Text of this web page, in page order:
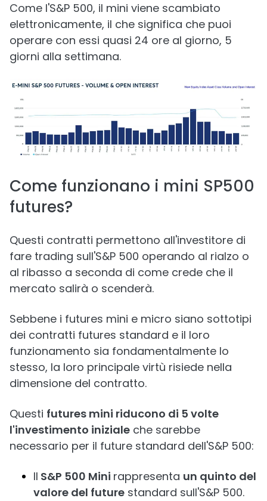
Come l'S&P 500, il mini viene scambiato
elettronicamente, il che significa che puoi
operare con essi quasi 24 ore al giorno, 5
giorni alla settimana.
Come funzionano i mini SP500
futures?
Questi contratti permettono all'investitore di
fare trading sull'S&P 500 operando al rialzo o
al ribasso a seconda di come crede che il
mercato salirà o scenderà.
Sebbene i futures mini e micro siano sottotipi
dei contratti futures standard e il loro
funzionamento sia fondamentalmente lo
stesso, la loro principale virtù risiede nella
dimensione del contratto.
Questi futures mini riducono di 5 volte
l'investimento iniziale che sarebbe
necessario per il future standard dell'S&P 500:
Il S&P 500 Mini rappresenta un quinto del
valore del future standard sull'S&P 500.